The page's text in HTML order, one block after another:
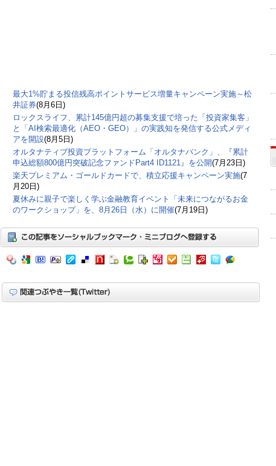
最大1%貯まる投信残高ポイントサービス増量キャンペーン実施～松
井証券(8月6日)
ロックスライフ、累計145億円超の募集支援で培った「投資家集客」
と「AI検索最適化（AEO・GEO）」の実践知を発信する公式メディ
アを開設(8月5日)
オルタナティブ投資プラットフォーム「オルタナバンク」、『累計
申込総額800億円突破記念ファンドPart4 ID1121』を公開(7月23日)
楽天プレミアム・ゴールドカードで、積立応援キャンペーン実施(7
月20日)
夏休みに親子で楽しく学ぶ金融教育イベント「未来につながるお金
のワークショップ」を、8月26日（水）に開催(7月19日)